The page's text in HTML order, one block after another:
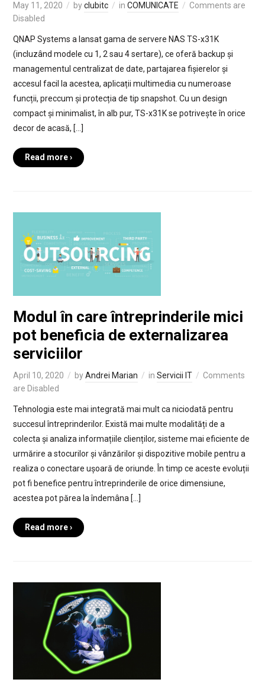
May 11, 2020 byclubitc in COMUNICATE
Comments are
Disabled
QNAP Systems a lansat gama de servere NAS TS-x31K
(incluzând modele cu 1, 2 sau 4 sertare), ce oferă backup și
managementul centralizat de date, partajarea fișierelor și
accesul facil la acestea, aplicații multimedia cu numeroase
funcții, preccum și protecția de tip snapshot. Cu un design
compact și minimalist, în alb pur, TS-x31K se potrivește în orice
decor de acasă, […]
Read more ›
Modul în care întreprinderile mici
pot beneficia de externalizarea
serviciilor
April 10, 2020 byAndrei Marian in Servicii IT
Comments
are Disabled
Tehnologia este mai integrată mai mult ca niciodată pentru
succesul întreprinderilor. Există mai multe modalități de a
colecta și analiza informațiile clienților, sisteme mai eficiente de
urmărire a stocurilor și vânzărilor și dispozitive mobile pentru a
realiza o conectare ușoară de oriunde. În timp ce aceste evoluții
pot fi benefice pentru întreprinderile de orice dimensiune,
acestea pot părea la îndemâna […]
Read more ›